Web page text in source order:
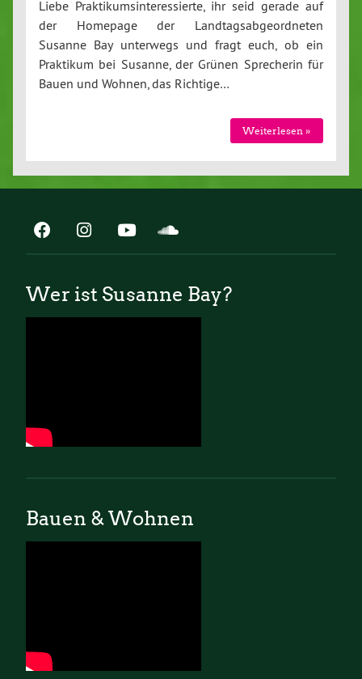
Liebe Praktikumsinteressierte, ihr seid gerade auf
der Homepage der Landtagsabgeordneten
Susanne Bay unterwegs und fragt euch, ob ein
Praktikum bei Susanne, der Grünen Sprecherin für
Bauen und Wohnen, das Richtige…
Weiterlesen »
Wer ist Susanne Bay?
Bauen & Wohnen